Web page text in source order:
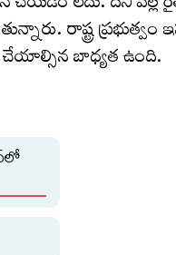
రాష్ట్ర
చేయాల్సిన బాధ్యత ఉంది.